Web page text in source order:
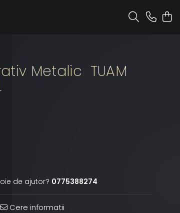
Metalic TUAM
de ajutor? 0775388274
Cere informatii